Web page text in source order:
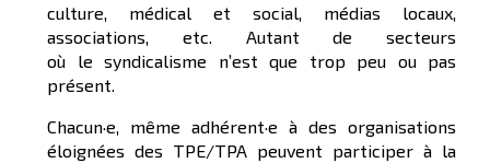
culture, médical et social, médias locaux,
associations, etc. Autant de secteurs
où le syndicalisme n’est que trop peu ou pas
présent.
Chacun·e, même adhérent·e à des organisations
éloignées des TPE/TPA peuvent participer à la